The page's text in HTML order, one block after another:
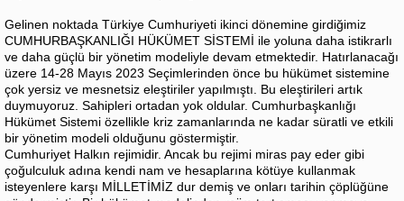
Gelinen noktada Türkiye Cumhuriyeti ikinci dönemine girdiğimiz
CUMHURBAŞKANLIĞI HÜKÜMET SİSTEMİ ile yoluna daha istikrarlı
ve daha güçlü bir yönetim modeliyle devam etmektedir. Hatırlanacağı
üzere 14-28 Mayıs 2023 Seçimlerinden önce bu hükümet sistemine
çok yersiz ve mesnetsiz eleştiriler yapılmıştı. Bu eleştirileri artık
duymuyoruz. Sahipleri ortadan yok oldular. Cumhurbaşkanlığı
Hükümet Sistemi özellikle kriz zamanlarında ne kadar süratli ve etkili
bir yönetim modeli olduğunu göstermiştir.
Cumhuriyet Halkın rejimidir. Ancak bu rejimi miras pay eder gibi
çoğulculuk adına kendi nam ve hesaplarına kötüye kullanmak
isteyenlere karşı MİLLETİMİZ dur demiş ve onları tarihin çöplüğüne